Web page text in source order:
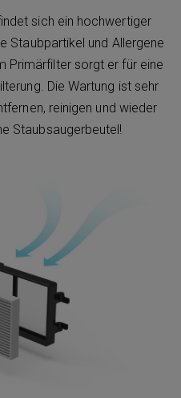
sich ein hochwertiger
Staubpartikel und Allergene
Primärfilter sorgt er für eine
Die Wartung ist sehr
reinigen und wieder
Staubsaugerbeutel!